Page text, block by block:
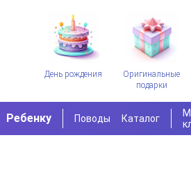
День рождения
Оригинальные
подарки
Ребенку Поводы Каталог